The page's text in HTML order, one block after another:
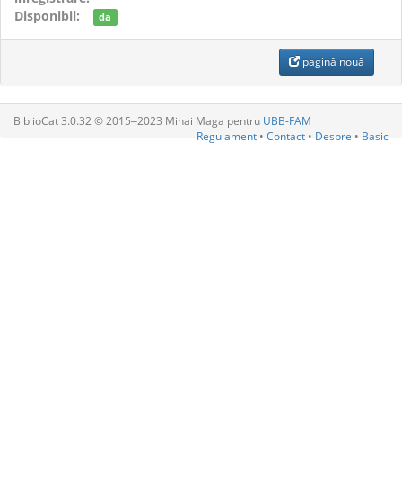
Disponibil:
da
pagină nouă
BiblioCat 3.0.32 © 2015‒2023 Mihai Maga pentru UBB-FAM
Regulament • Contact • Despre • Basic